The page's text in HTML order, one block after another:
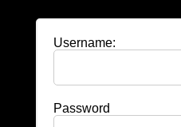
Username:
Password